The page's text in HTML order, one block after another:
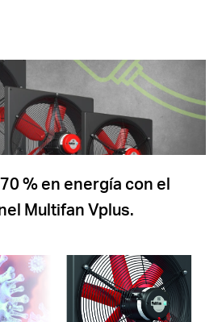
% en energía con el
Multifan Vplus.